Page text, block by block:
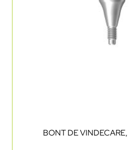
BONT DE